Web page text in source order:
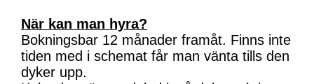
När kan man hyra?
Bokningsbar 12 månader framåt. Finns inte
tiden med i schemat får man vänta tills den
dyker upp.